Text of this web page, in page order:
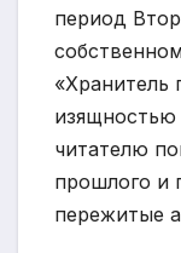
период
«Хранитель
изящностью
читателю
прошлого и
пережитые